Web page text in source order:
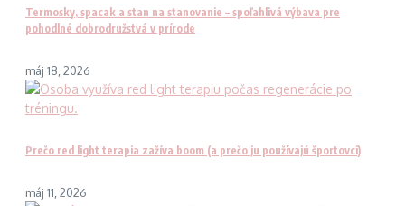
Termosky, spacak a stan na stanovanie – spoľahlivá výbava pre
pohodlné dobrodružstvá v prírode
máj 18, 2026
Prečo red light terapia zažíva boom (a prečo ju používajú športovci)
máj 11, 2026